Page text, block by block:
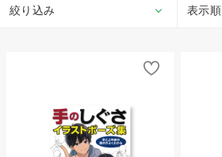
絞り込み 表示順